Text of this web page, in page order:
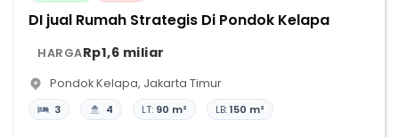
DI jual Rumah Strategis Di Pondok Kelapa
HARGARp1,6 miliar
Pondok Kelapa, Jakarta Timur
3 4 LT: 90 m² LB:150 m²